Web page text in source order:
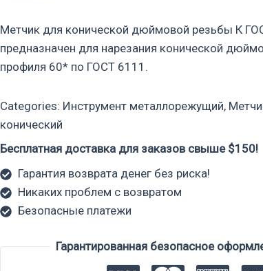
Метчик для конической дюймовой резьбы К
предназначен для нарезания конической
профиля 60* по ГОСТ 6111.
Categories: Инструмент металлорежущий,
конический
Бесплатная доставка для заказов свыше $150!
Гарантия возврата денег без риска!
Никаких проблем с возвратом
Безопасные платежи
Гарантированная безопасное